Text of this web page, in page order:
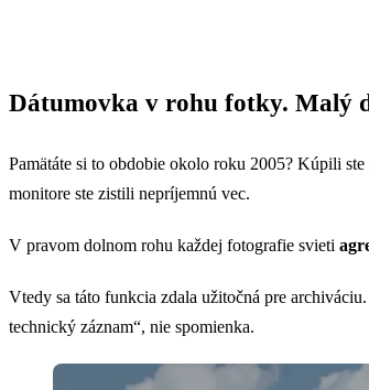
Dátumovka v rohu fotky. Malý
Pamätáte si to obdobie okolo roku 2005? Kúpili
monitore ste zistili nepríjemnú vec.
V pravom dolnom rohu každej fotografie svieti
Vtedy sa táto funkcia zdala užitočná pre
technický záznam“, nie spomienka.